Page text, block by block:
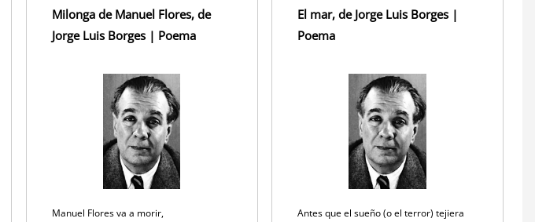
Milonga de Manuel Flores, de
Jorge Luis Borges | Poema
Manuel Flores va a morir,
El mar, de Jorge Luis Borges |
Poema
Antes que el sueño (o el terror) tejiera